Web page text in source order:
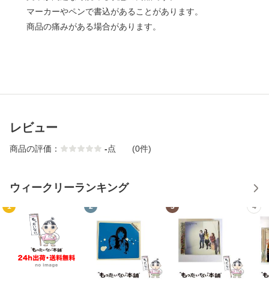
マーカーやペンで書込があることがあります。
商品の痛みがある場合があります。
レビュー
商品の評価： -点 (0件)
ウィークリーランキング
1 2 3 4